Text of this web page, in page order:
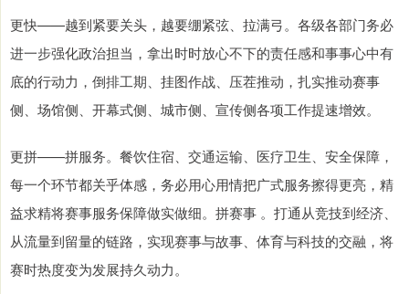
更快——越到紧要关头，越要绷紧弦、拉满弓。各级各部门务必
进一步强化政治担当，拿出时时放心不下的责任感和事事心中有
底的行动力，倒排工期、挂图作战、压茬推动，扎实推动赛事
侧、场馆侧、开幕式侧、城市侧、宣传侧各项工作提速增效。
更拼——拼服务。餐饮住宿、交通运输、医疗卫生、安全保障，
每一个环节都关乎体感，务必用心用情把广式服务擦得更亮，精
益求精将赛事服务保障做实做细。拼赛事 。打通从竞技到经济、
从流量到留量的链路，实现赛事与故事、体育与科技的交融，将
赛时热度变为发展持久动力。